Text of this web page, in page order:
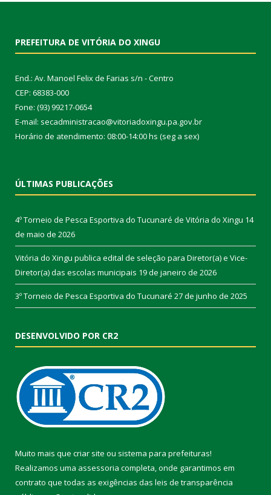
PREFEITURA DE VITÓRIA DO XINGU
End.: Av. Manoel Felix de Farias s/n - Centro
CEP: 68383-000
Fone: (93) 99217-0654
E-mail: secadministracao@vitoriadoxingu.pa.gov.br
Horário de atendimento: 08:00-14:00 hs (seg a sex)
ÚLTIMAS PUBLICAÇÕES
4º Torneio de Pesca Esportiva do Tucunaré de Vitória do Xingu 14
de maio de 2026
Vitória do Xingu publica edital de seleção para Diretor(a) e Vice-
Diretor(a) das escolas municipais 19 de janeiro de 2026
3º Torneio de Pesca Esportiva do Tucunaré 27 de junho de 2025
DESENVOLVIDO POR CR2
Muito mais que criar site ou sistema para prefeituras!
Realizamos uma assessoria completa, onde garantimos em
contrato que todas as exigências das leis de transparência